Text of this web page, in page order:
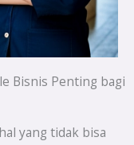
Bisnis Penting bagi
yang tidak bisa